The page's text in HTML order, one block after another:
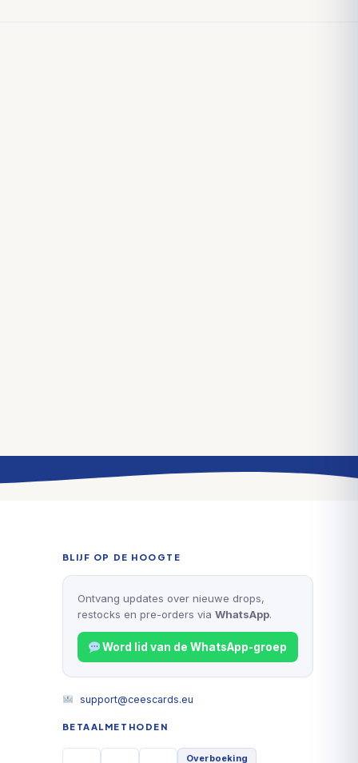
BLIJF OP DE HOOGTE
Ontvang updates over nieuwe drops,
restocks en pre-orders via WhatsApp.
Word lid van de WhatsApp-groep
support@ceescards.eu
BETAALMETHODEN
Overboeking